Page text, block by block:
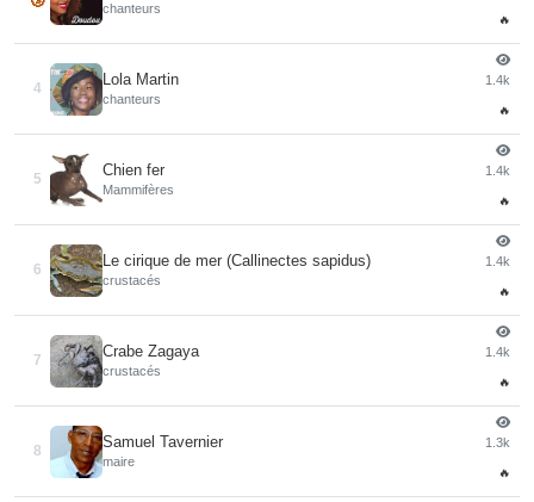
chanteurs
🔥
4
Lola Martin
chanteurs
1.4k
🔥
5
Chien fer
Mammifères
1.4k
🔥
6
Le cirique de mer (Callinectes sapidus)
crustacés
1.4k
🔥
7
Crabe Zagaya
crustacés
1.4k
🔥
8
Samuel Tavernier
maire
1.3k
🔥